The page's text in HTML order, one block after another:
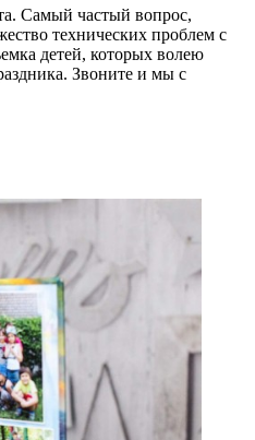
Самый частый вопрос,
технических проблем с
детей, которых волею
Звоните и мы с